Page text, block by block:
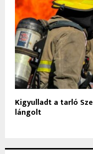
Kigyulladt a tarló
lángolt